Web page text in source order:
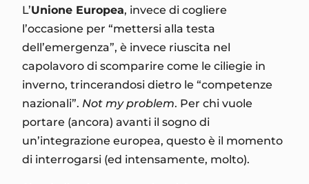
L’Unione Europea, invece di cogliere
l’occasione per “mettersi alla testa
dell’emergenza”, è invece riuscita nel
capolavoro di scomparire come le ciliegie in
inverno, trincerandosi dietro le “competenze
nazionali”. Not my problem. Per chi vuole
portare (ancora) avanti il sogno di
un’integrazione europea, questo è il momento
di interrogarsi (ed intensamente, molto).